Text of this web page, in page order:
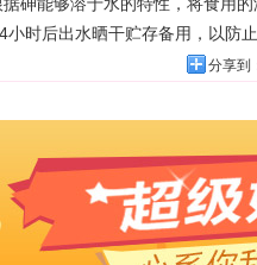
时后出水晒干贮存备用，以防止
分享到